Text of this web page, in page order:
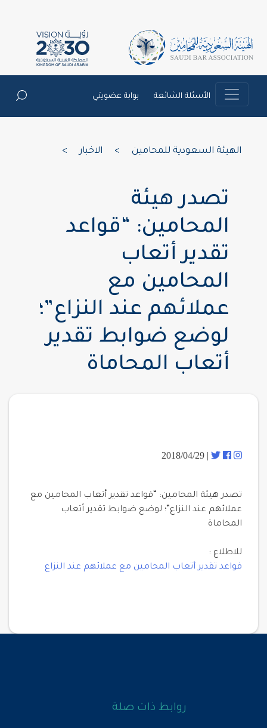
الأسئلة الشائعة بوابة عضويتي
الهيئة السعودية للمحامين الاخبار
تصدر هيئة
المحامين: “قواعد
تقدير أتعاب
المحامين مع
عملائهم عند النزاع”؛
لوضع ضوابط تقدير
أتعاب المحاماة
| 2018/04/29
تصدر هيئة المحامين: “قواعد تقدير أتعاب المحامين مع
عملائهم عند النزاع”؛ لوضع ضوابط تقدير أتعاب
المحاماة
للاطلاع :
قواعد تقدير أتعاب المحامين مع عملائهم عند النزاع
روابط ذات صلة